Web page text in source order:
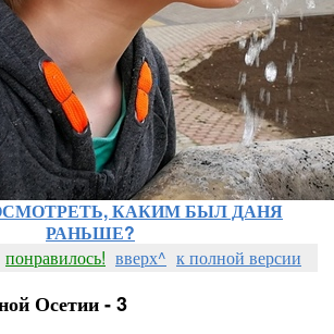
КАКИМ БЫЛ ДАНЯ
РАНЬШЕ?
понравилось! вверх^ к полной версии
Осетии - 3